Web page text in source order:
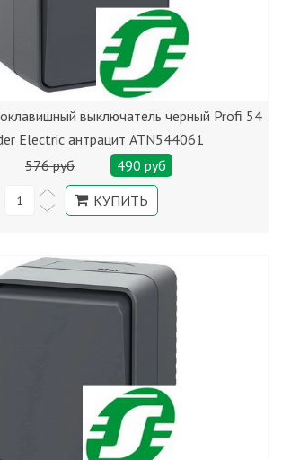
выключатель черный Profi 54
Electric антрацит ATN544061
576 руб
490 руб